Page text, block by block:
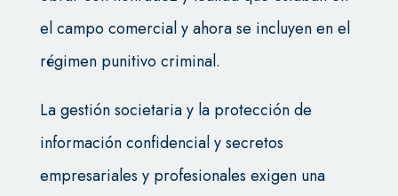
el campo comercial y ahora se incluyen en el
régimen punitivo criminal.
La gestión societaria y la protección de
información confidencial y secretos
empresariales y profesionales exigen una